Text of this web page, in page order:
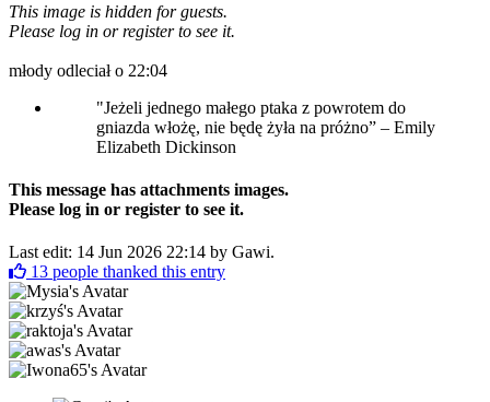
This image is hidden for guests.
Please log in or register to see it.
młody odleciał o 22:04
"Jeżeli jednego małego ptaka z powrotem do
gniazda włożę, nie będę żyła na próżno” – Emily
Elizabeth Dickinson
This message has attachments images.
Please log in or register to see it.
Last edit: 14 Jun 2026 22:14 by Gawi.
13 people thanked this entry